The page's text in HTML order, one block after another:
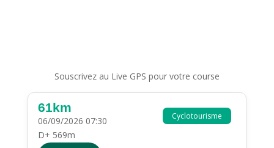
Souscrivez au Live GPS pour votre course
Cyclotourisme
61km
06/09/2026 07:30
D+ 569m